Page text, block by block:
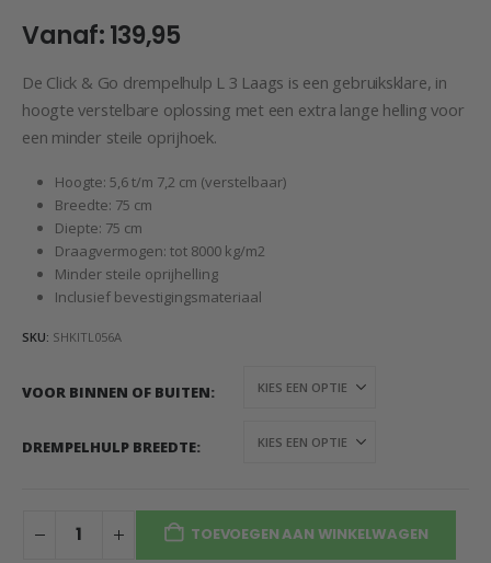
Vanaf:139,95
De Click & Go drempelhulp L 3 Laags is een gebruiksklare, in
hoogte verstelbare oplossing met een extra lange helling voor
een minder steile oprijhoek.
Hoogte: 5,6 t/m 7,2 cm (verstelbaar)
Breedte: 75 cm
Diepte: 75 cm
Draagvermogen: tot 8000 kg/m2
Minder steile oprijhelling
Inclusief bevestigingsmateriaal
SKU: SHKITL056A
VOOR BINNEN OF BUITEN
DREMPELHULP BREEDTE
TOEVOEGEN AAN WINKELWAGEN